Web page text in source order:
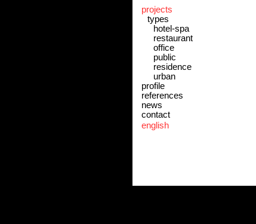
projects
types
hotel-spa
restaurant
office
public
residence
urban
profile
references
news
contact
english